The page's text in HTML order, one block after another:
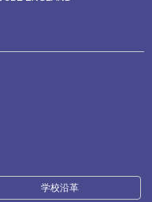
学校沿革